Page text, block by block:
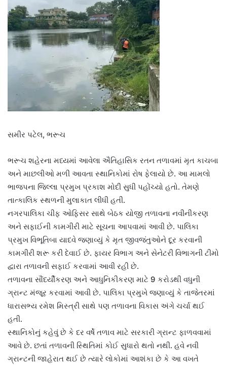
સમીર પટેલ, ભરૂચ
ભરૂચ શહેરના મધ્યમાં આવેલા ઐતિહાસિક રતન તળાવમાં મૃત કાચબા
અને માછલીઓ મળી આવતા સ્થાનિકોમાં રોષ ફેલાયો છે. આ મામલો
ભાજપના જિલ્લા પ્રમુખ પ્રકાશ મોદી સુધી પહોંચ્યો હતો. તેમણે
તાત્કાલિક સ્થળની મુલાકાત લીધી હતી.
નગરપાલિકા ચીફ ઓફિસર સાથે બેઠક યોજી તળાવના નવીનીકરણ
અને સફાઈની કામગીરી માટે સૂચના આપવામાં આવી છે. પાલિકા
પ્રમુખ વિભૂતિબા યાદવે જણાવ્યું કે મૃત જીવજંતુઓને દૂર કરવાની
કામગીરી શરૂ કરી દેવાઈ છે. ફાયર વિભાગ અને સેનેટરી વિભાગની ટીમો
દ્વારા તળાવની સફાઈ કરવામાં આવી રહી છે.
તળાવના સૌંદર્યીકરણ અને આધુનિકીકરણ માટે 9 કરોડથી વધુની
ગ્રાન્ટ મંજૂર કરવામાં આવી છે. પાલિકા પ્રમુખે જણાવ્યું કે તાજેતરમાં
ધારાસભ્ય રમેશ મિસ્ત્રી સાથે પણ તળાવના વિકાસ અંગે ચર્ચા થઈ
હતી.
સ્થાનિકોનું કહેવું છે કે દર વર્ષે તળાવ માટે સરકારી ગ્રાન્ટ ફાળવવામાં
આવે છે. છતાં તળાવની સ્થિતિમાં કોઈ સુધારો થતો નથી. હવે નવી
ગ્રાન્ટની જાહેરાત થઈ છે ત્યારે લોકોમાં આશંકા છે કે આ વખતે